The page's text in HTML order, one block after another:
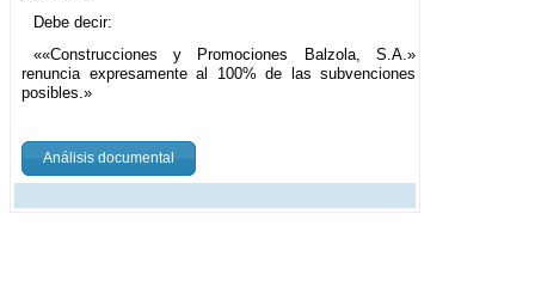
Debe decir:
««Construcciones y Promociones Balzola, S.A.»
renuncia expresamente al 100% de las subvenciones
posibles.»
Análisis documental